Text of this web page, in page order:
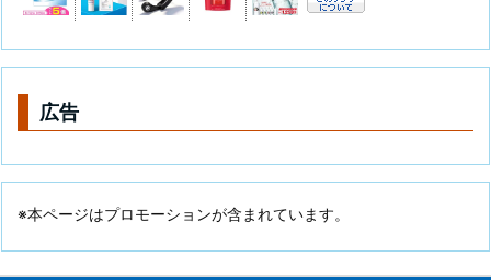
広告
※本ページはプロモーションが含まれています。